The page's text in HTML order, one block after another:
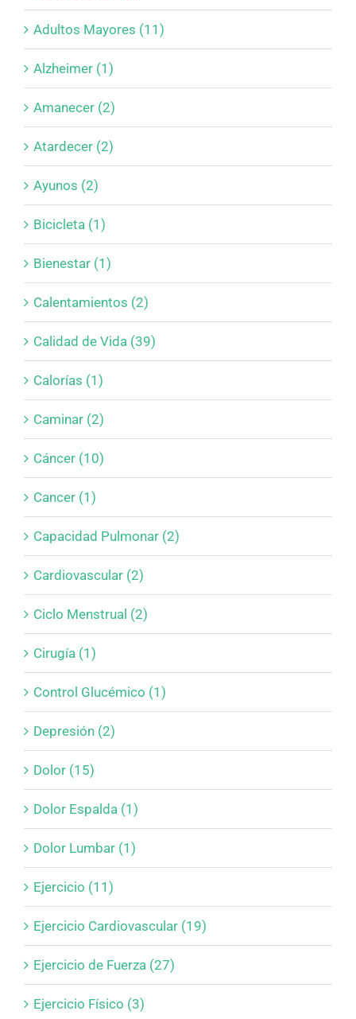
Adultos Mayores (11)
Alzheimer (1)
Amanecer (2)
Atardecer (2)
Ayunos (2)
Bicicleta (1)
Bienestar (1)
Calentamientos (2)
Calidad de Vida (39)
Calorías (1)
Caminar (2)
Cáncer (10)
Cancer (1)
Capacidad Pulmonar (2)
Cardiovascular (2)
Ciclo Menstrual (2)
Cirugía (1)
Control Glucémico (1)
Depresión (2)
Dolor (15)
Dolor Espalda (1)
Dolor Lumbar (1)
Ejercicio (11)
Ejercicio Cardiovascular (19)
Ejercicio de Fuerza (27)
Ejercicio Físico (3)